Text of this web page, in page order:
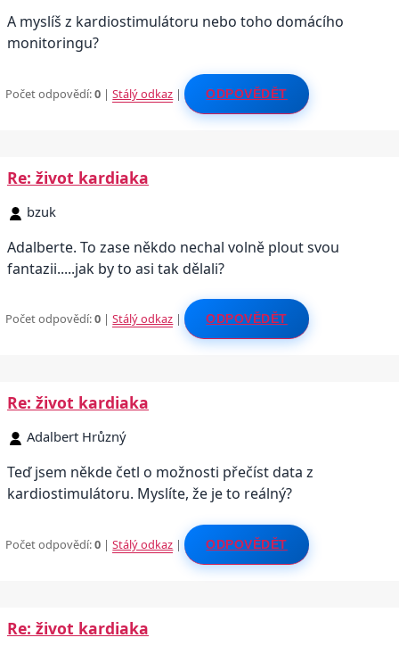
A myslíš z kardiostimulátoru nebo toho domácího
monitoringu?
Počet odpovědí:0 |Stálý odkaz | ODPOVĚDĚT
Re: život kardiaka
bzuk
Adalberte. To zase někdo nechal volně plout svou
fantazii.....jak by to asi tak dělali?
Počet odpovědí:0 |Stálý odkaz | ODPOVĚDĚT
Re: život kardiaka
Adalbert Hrůzný
Teď jsem někde četl o možnosti přečíst data z
kardiostimulátoru. Myslíte, že je to reálný?
Počet odpovědí:0 |Stálý odkaz | ODPOVĚDĚT
Re: život kardiaka